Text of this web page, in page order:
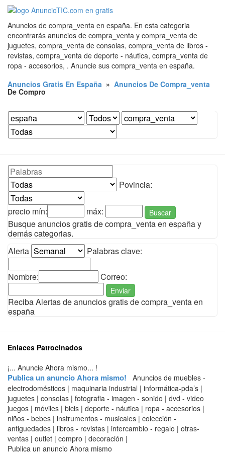
Anuncios de compra_venta en españa. En esta categoria
encontrarás anuncios de compra_venta y compra_venta de
juguetes, compra_venta de consolas, compra_venta de libros -
revistas, compra_venta de deporte - náutica, compra_venta de
ropa - accesorios, . Anuncie sus compra_venta en españa.
Anuncios Gratis En España » Anuncios De Compra_venta
De Compro
Povincia:
precio mín: máx: Buscar
Busque anuncios gratis de compra_venta en españa y
demás categorias.
Alerta
Palabras clave:
Nombre: Correo:
Enviar
Reciba Alertas de anuncios gratis de compra_venta en
españa
Enlaces Patrocinados
¡... Anuncie Ahora mismo... !
Publica un anuncio Ahora mismo! Anuncios de muebles -
electrodomésticos | maquinaria industrial | informática-pda’s |
juguetes | consolas | fotografia - imagen - sonido | dvd - video
juegos | móviles | bicis | deporte - náutica | ropa - accesorios |
niños - bebes | instrumentos - musicales | colección -
antiguedades | libros - revistas | intercambio - regalo | otras-
ventas | outlet | compro | decoración |
Publica un anuncio Ahora mismo